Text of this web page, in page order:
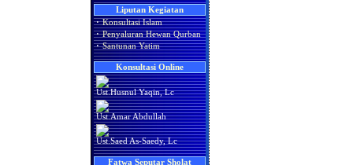
Liputan Kegiatan
· Konsultasi Islam
· Penyaluran Hewan Qurban
· Santunan Yatim
Konsultasi Online
Ust.Husnul Yaqin, Lc
Ust.Amar Abdullah
Ust.Saed As-Saedy, Lc
Fatwa Seputar Sholat